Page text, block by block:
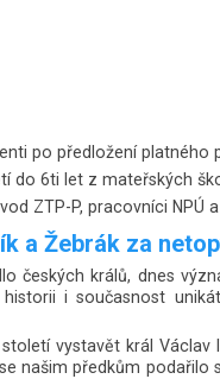
po předložení platného
do 6ti let z mateřských
ZTP-P, pracovníci NPÚ
a Žebrák za
českých králů, dnes
i současnost
vystavět král
našim předkům